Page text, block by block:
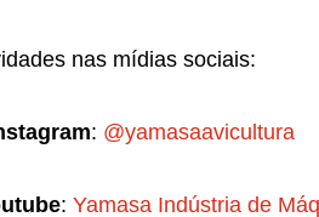
nas mídias sociais:
: @yamasaavicultura
: Yamasa Indústria de